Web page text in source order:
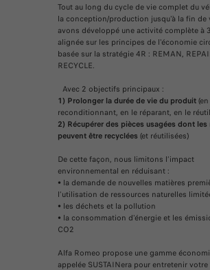
Tout au long du cycle de vie complet du
la conception/production jusqu'à la fin de
avons développé une activité complète à
alignée sur les principes de l'économie
basée sur la stratégie 4R : REMAN,
RECYCLE.
Avec 2 objectifs principaux :
1) Prolonger la durée de vie du produit
reconditionnant, en le réparant, en le
2) Récupérer des pièces usagées dont les
peuvent être recyclées (et réutilisées)
De cette façon, nous limitons l’impact
environnemental en réduisant :
• la demande de nouvelles matières
l’utilisation de ressources naturelles
• les déchets et la pollution
• la consommation d'énergie et les
CO2
Alfa Romeo propose une gamme
appelée SUSTAINera pour entretenir